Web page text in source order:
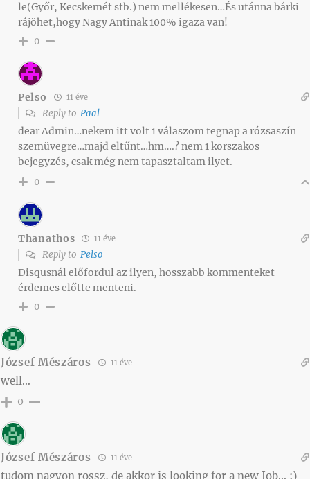
le(Győr, Kecskemét stb.) nem mellékesen…És utánna bárki
rájöhet,hogy Nagy Antinak 100% igaza van!
0
Pelso 11 éve
Reply to Paal
dear Admin…nekem itt volt 1 válaszom tegnap a rózsaszín
szemüvegre…majd eltűnt…hm….? nem 1 korszakos
bejegyzés, csak még nem tapasztaltam ilyet.
0
Thanathos 11 éve
Reply to Pelso
Disqusnál előfordul az ilyen, hosszabb kommenteket
érdemes előtte menteni.
0
József Mészáros 11 éve
well…
0
József Mészáros 11 éve
tudom nagyon rossz, de akkor is looking for a new Job… ;)